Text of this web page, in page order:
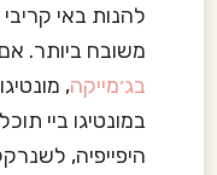
להנות באי
משובח ביותר.
בג׳מייקה,
במונטיגו ביי
היפייפיה,